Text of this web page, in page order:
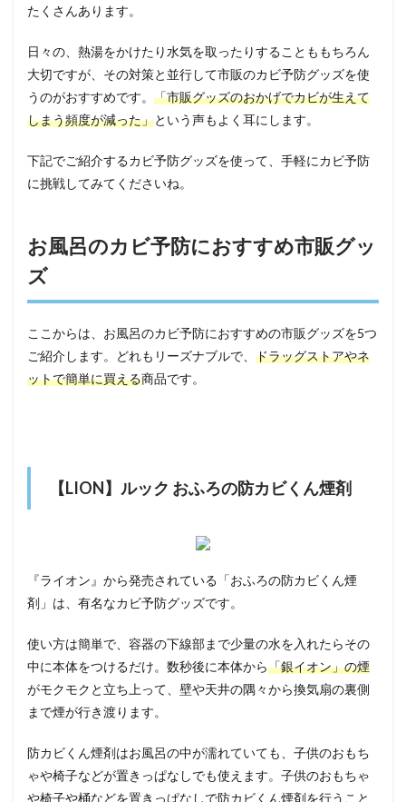
たくさんあります。
日々の、熱湯をかけたり水気を取ったりすることももちろん
大切ですが、その対策と並行して市販のカビ予防グッズを使
うのがおすすめです。 「市販グッズのおかげでカビが生えて
しまう頻度が減った」という声もよく耳にします。
下記でご紹介するカビ予防グッズを使って、手軽にカビ予防
に挑戦してみてくださいね。
お風呂のカビ予防におすすめ市販グッ
ズ
ここからは、お風呂のカビ予防におすすめの市販グッズを5つ
ご紹介します。どれもリーズナブルで、 ドラッグストアやネ
ットで簡単に買える商品です。
【LION】ルック おふろの防カビくん煙剤
『ライオン』から発売されている「おふろの防カビくん煙
剤」は、有名なカビ予防グッズです。
使い方は簡単で、容器の下線部まで少量の水を入れたらその
中に本体をつけるだけ。数秒後に本体から「銀イオン」の煙
がモクモクと立ち上って、壁や天井の隅々から換気扇の裏側
まで煙が行き渡ります。
防カビくん煙剤はお風呂の中が濡れていても、子供のおもち
ゃや椅子などが置きっぱなしでも使えます。子供のおもちゃ
や椅子や桶などを置きっぱなしで防カビくん煙剤を行うこと